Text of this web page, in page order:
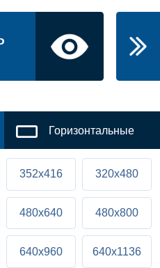
Горизонтальные
352x416 320x480
480x640 480x800
640x960 640x1136